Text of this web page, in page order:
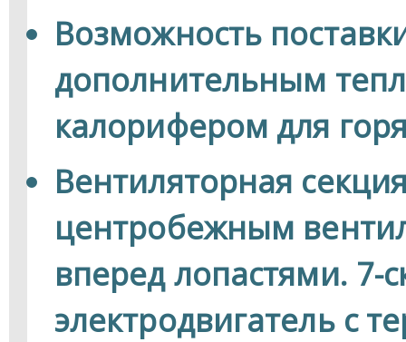
Возможность
дополнительным
калорифером для
Вентиляторная
центробежным
вперед лопастями. 7-
электродвигатель с